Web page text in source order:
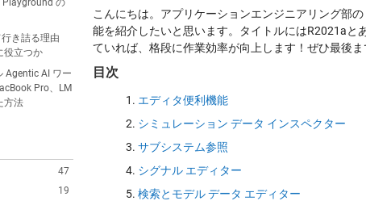
Playground の
き詰る理由
役立つか
Agentic AI ワー
Pro、LM
方法
47
19
こんにちは。アプリケーションエンジニアリング部の
能を紹介したいと思います。タイトルにはR2021aと
ていれば、格段に作業効率が向上します！ぜひ最後ま
目次
エディタ便利機能
シミュレーション データ インスペクター
サブシステム参照
シグナル エディター
検索とモデル データ エディター